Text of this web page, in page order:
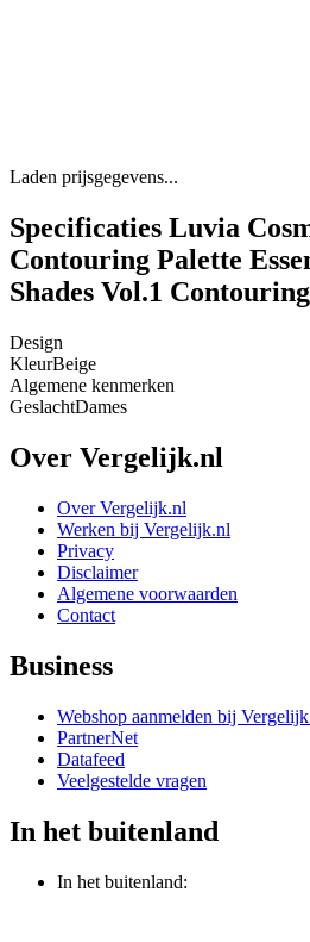
Laden prijsgegevens...
Specificaties Luvia
Contouring Palette
Shades Vol.1
Design
KleurBeige
Algemene kenmerken
GeslachtDames
Over Vergelijk.nl
Over Vergelijk.nl
Werken bij Vergelijk.nl
Privacy
Disclaimer
Algemene voorwaarden
Contact
Business
Webshop aanmelden bij
PartnerNet
Datafeed
Veelgestelde vragen
In het buitenland
In het buitenland: